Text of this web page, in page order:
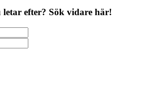
efter? Sök vidare här!